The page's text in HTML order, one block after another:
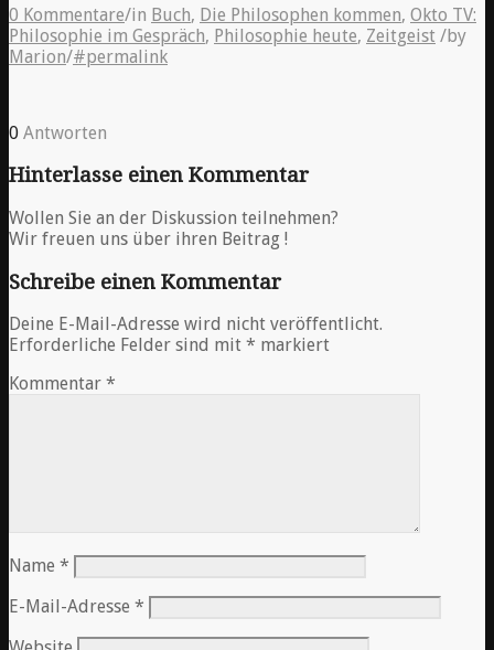
0 Kommentare/in Buch, Die Philosophen kommen, Okto TV:
Philosophie im Gespräch, Philosophie heute, Zeitgeist /by
Marion/#permalink
0 Antworten
Hinterlasse einen Kommentar
Wollen Sie an der Diskussion teilnehmen?
Wir freuen uns über ihren Beitrag !
Schreibe einen Kommentar
Deine E-Mail-Adresse wird nicht veröffentlicht.
Erforderliche Felder sind mit * markiert
Kommentar *
Name *
E-Mail-Adresse *